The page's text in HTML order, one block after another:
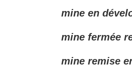
mine en
mine fermée
mine remise